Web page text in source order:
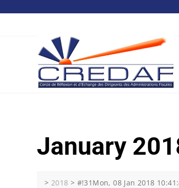
January
> 2018 > #!31Mon, 08 Jan 2018